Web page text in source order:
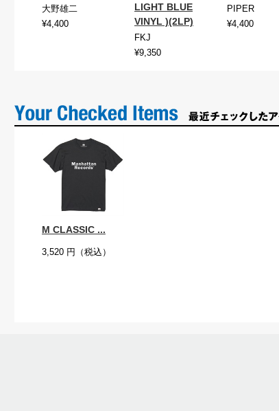
大野雄二
¥4,400
LIGHT BLUE
VINYL )(2LP)
FKJ
¥9,350
PIPER
¥4,400
M CLASSIC ...
3,520 円（税込）